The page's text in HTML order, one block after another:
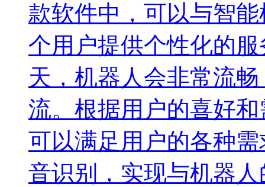
款软件中，可以与智
个用户提供个性化的
天，机器人会非常流
流。根据用户的喜好
可以满足用户的各种
音识别，实现与机器